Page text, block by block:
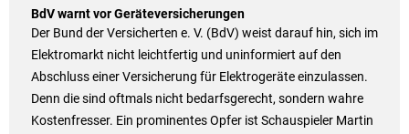
BdV warnt vor Geräteversicherungen
Der Bund der Versicherten e. V. (BdV) weist darauf hin, sich im
Elektromarkt nicht leichtfertig und uninformiert auf den
Abschluss einer Versicherung für Elektrogeräte einzulassen.
Denn die sind oftmals nicht bedarfsgerecht, sondern wahre
Kostenfresser. Ein prominentes Opfer ist Schauspieler Martin